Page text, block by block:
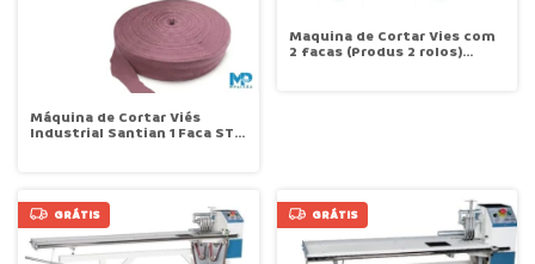
Máquina de Cortar Viés
Industrial Santian 1 Faca ST-
Maquina de Cortar Vies com
2 facas (Produs 2 rolos)
GRÁTIS GRÁTIS